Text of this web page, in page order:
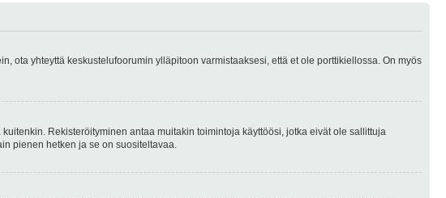
ota yhteyttä keskustelufoorumin ylläpitoon varmistaaksesi, että et ole porttikiellossa. On myös
Rekisteröityminen antaa muitakin toimintoja käyttöösi, jotka eivät ole sallittuja
pienen hetken ja se on suositeltavaa.